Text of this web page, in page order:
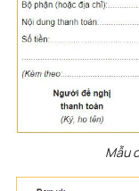
Mẫu